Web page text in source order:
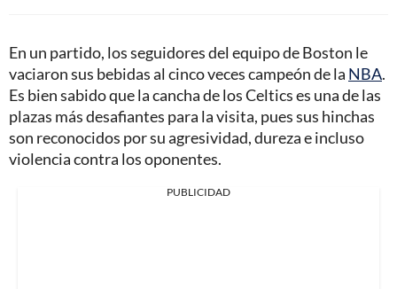
En un partido, los seguidores del equipo de Boston le
vaciaron sus bebidas al cinco veces campeón de la NBA.
Es bien sabido que la cancha de los Celtics es una de las
plazas más desafiantes para la visita, pues sus hinchas
son reconocidos por su agresividad, dureza e incluso
violencia contra los oponentes.
PUBLICIDAD